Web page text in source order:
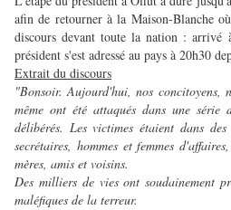
afin de retourner à la Maison-Blanche
discours devant toute la nation : arrivé
président s'est adressé au pays à 20h30
Extrait du discours
"Bonsoir. Aujourd'hui, nos concitoyens,
même ont été attaqués dans une série
délibérés. Les victimes étaient dans
secrétaires, hommes et femmes
mères, amis et voisins.
Des milliers de vies ont soudainement
maléfiques de la terreur.